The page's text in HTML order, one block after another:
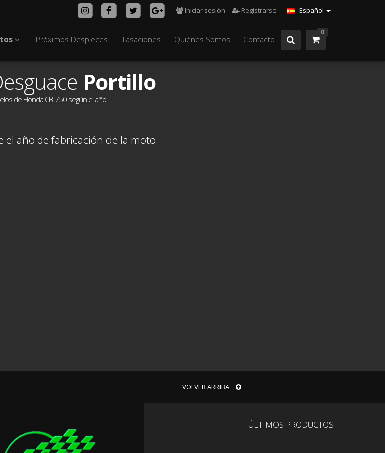
Español
Iniciar sesión Registrarse
Próximos Despieces Tasaciones Quiénes Somos Contacto
0
Portillo
de Honda CB 750 según el año
el año de fabricación de la moto.
VOLVER ARRIBA
ÚLTIMOS PRODUCTOS